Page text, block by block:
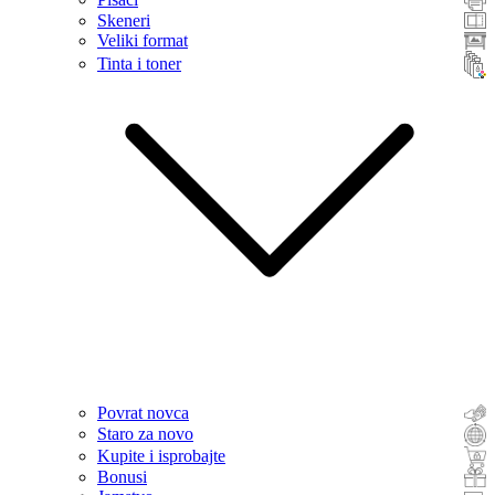
Skeneri
Veliki format
Tinta i toner
Povrat novca
Staro za novo
Kupite i isprobajte
Bonusi